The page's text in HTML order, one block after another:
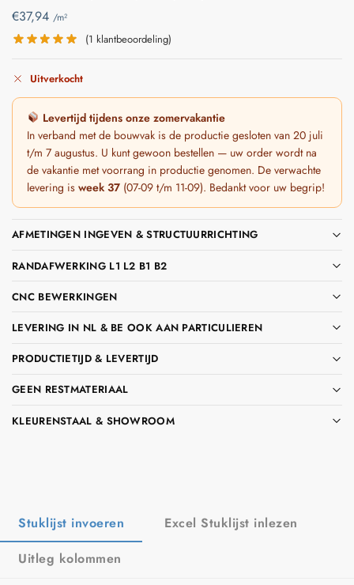
€37,94 /m²
(1 klantbeoordeling)
Uitverkocht
Levertijd tijdens onze zomervakantie
In verband met de bouwvak is de productie gesloten van 20 juli
t/m 7 augustus. U kunt gewoon bestellen — uw order wordt na
de vakantie met voorrang in productie genomen. De verwachte
levering is week 37 (07-09 t/m 11-09). Bedankt voor uw begrip!
AFMETINGEN INGEVEN & STRUCTUURRICHTING
RANDAFWERKING L1 L2 B1 B2
CNC BEWERKINGEN
LEVERING IN NL & BE OOK AAN PARTICULIEREN
PRODUCTIETIJD & LEVERTIJD
GEEN RESTMATERIAAL
KLEURENSTAAL & SHOWROOM
Stuklijst invoeren
Excel Stuklijst inlezen
Uitleg kolommen